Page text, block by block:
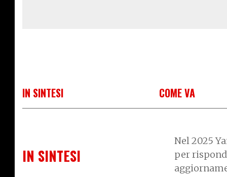
IN SINTESI COME VA
IN SINTESI
Nel 2025
per